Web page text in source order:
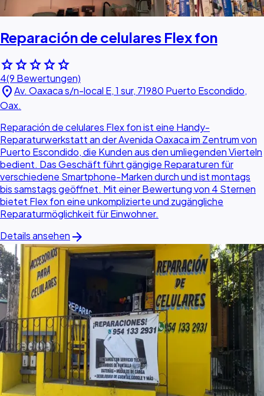
Reparación de celulares Flex fon
starstarstarstarstar
4(9 Bewertungen)
location_onAv. Oaxaca s/n-local E, 1 sur, 71980 Puerto Escondido,
Oax.
Reparación de celulares Flex fon ist eine Handy-
Reparaturwerkstatt an der Avenida Oaxaca im Zentrum von
Puerto Escondido, die Kunden aus den umliegenden Vierteln
bedient. Das Geschäft führt gängige Reparaturen für
verschiedene Smartphone-Marken durch und ist montags
bis samstags geöffnet. Mit einer Bewertung von 4 Sternen
bietet Flex fon eine unkomplizierte und zugängliche
Reparaturmöglichkeit für Einwohner.
Details ansehen arrow_forward